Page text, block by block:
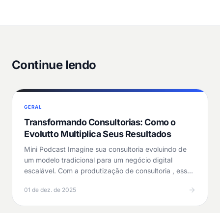
Continue lendo
GERAL
Transformando Consultorias: Como o
Evolutto Multiplica Seus Resultados
Mini Podcast Imagine sua consultoria evoluindo de
um modelo tradicional para um negócio digital
escalável. Com a produtização de consultoria , esse
01 de dez. de 2025